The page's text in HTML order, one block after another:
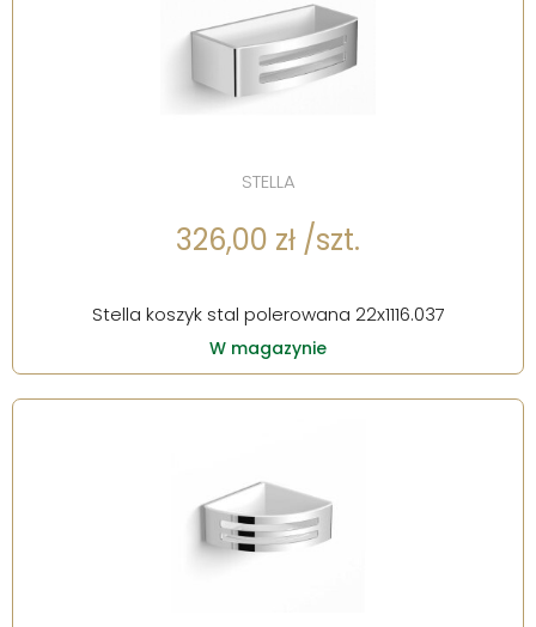
STELLA
326,00 zł /szt.
Stella koszyk stal polerowana 22x1116.037
W magazynie